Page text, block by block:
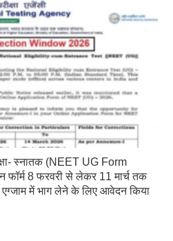
स्नातक (NEET UG Form
फॉर्म 8 फरवरी से लेकर 11 मार्च तक
एग्जाम में भाग लेने के लिए आवेदन किया